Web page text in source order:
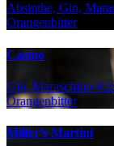
Absinthe, Gin,
Orangenbitter
Casino
Gin, Maraschino-
Orangenbitter
Miller’s Martini